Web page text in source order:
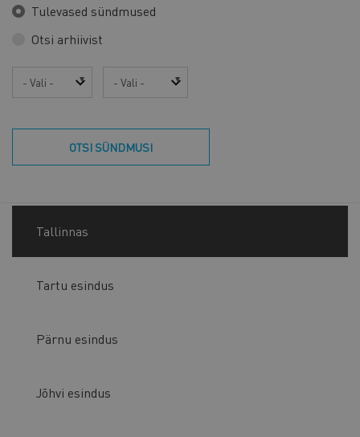
Tulevased sündmused
Otsi arhiivist
Aasta Kuu
OTSI SÜNDMUSI
Tallinnas
Tartu esindus
Pärnu esindus
Jõhvi esindus